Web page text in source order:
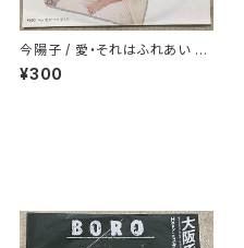
今陽子 / 愛・それはふれあい 白
ラベル
¥300